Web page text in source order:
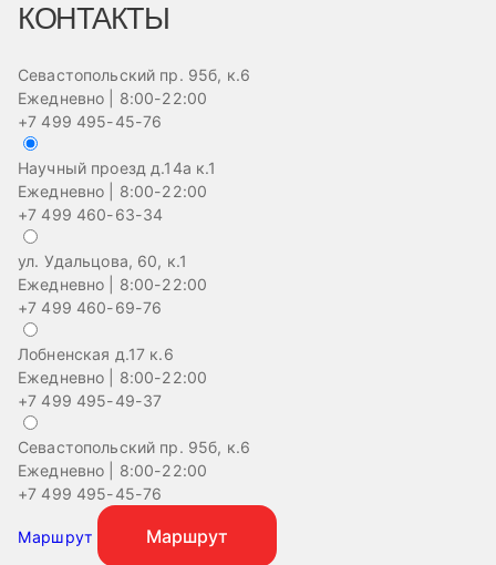
КОНТАКТЫ
Севастопольский пр. 95б, к.6
Ежедневно | 8:00-22:00
+7 499 495-45-76
Научный проезд д.14а к.1
Ежедневно | 8:00-22:00
+7 499 460-63-34
ул. Удальцова, 60, к.1
Ежедневно | 8:00-22:00
+7 499 460-69-76
Лобненская д.17 к.6
Ежедневно | 8:00-22:00
+7 499 495-49-37
Севастопольский пр. 95б, к.6
Ежедневно | 8:00-22:00
+7 499 495-45-76
Маршрут Маршрут